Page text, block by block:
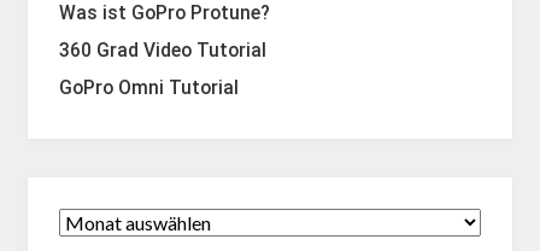
Was ist GoPro Protune?
360 Grad Video Tutorial
GoPro Omni Tutorial